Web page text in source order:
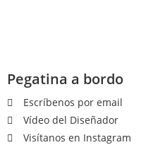
Pegatina a bordo
Escríbenos por email
Vídeo del Diseñador
Visítanos en Instagram